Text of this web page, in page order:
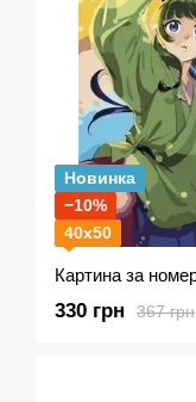
Новинка
−10%
40х50
367 грн
330 грн